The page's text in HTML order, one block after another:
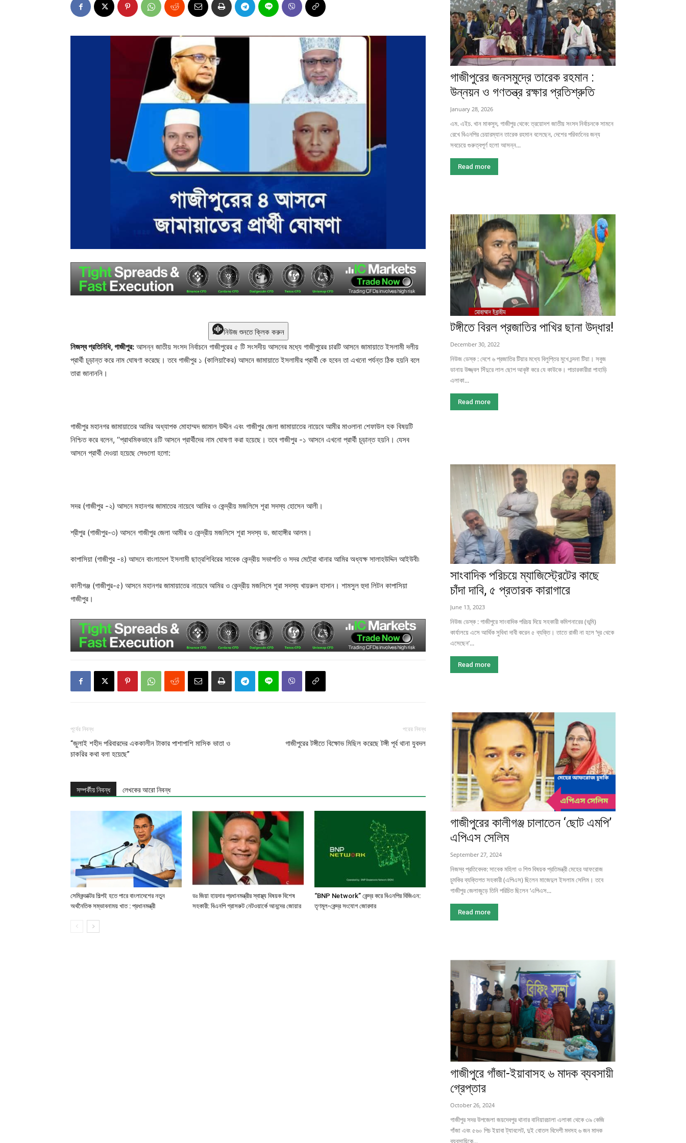
নিউজ শুনতে ক্লিক করুন
নিজস্ব প্রতিনিধি, গাজীপুর: আসন্ন জাতীয় সংসদ নির্বাচনে গাজীপুরের ৫ টি সংসদীয় আসনের মধ্যে গাজীপুরের চারটি আসনে জামায়াতে ইসলামী দলীয়
প্রার্থী চূড়ান্ত করে নাম ঘোষণা করেছে। তবে গাজীপুর ১ (কালিয়াকৈর) আসনে জামায়াতে ইসলামীর প্রার্থী কে হবেন তা এখনো পর্যন্ত ঠিক হয়নি বলে
তারা জানাননি।
গাজীপুর মহানগর জামায়াতের আমির অধ্যাপক মোহাম্মদ জামাল উদ্দীন এবং গাজীপুর জেলা জামায়াতের নায়েবে আমীর মাওলানা শেফাউল হক বিষয়টি
নিশ্চিত করে বলেন, ‘‘প্রাথমিকভাবে ৪টি আসনে প্রার্থীদের নাম ঘোষণা করা হয়েছে। তবে গাজীপুর -১ আসনে এখনো প্রার্থী চূড়ান্ত হয়নি। যেসব
আসনে প্রার্থী দেওয়া হয়েছে সেগুলো হলো:
সদর (গাজীপুর -২) আসনে মহানগর জামাতের নায়েবে আমির ও কেন্দ্রীয় মজলিসে শূরা সদস্য হোসেন আলী।
শ্রীপুর (গাজীপুর-৩) আসনে গাজীপুর জেলা আমীর ও কেন্দ্রীয় মজলিসে শূরা সদস্য ড. জাহাঙ্গীর আলম।
কাপাসিয়া (গাজীপুর -৪) আসনে বাংলাদেশ ইসলামী ছাত্রশিবিরের সাবেক কেন্দ্রীয় সভাপতি ও সদর মেট্রো থানার আমির অধ্যক্ষ সালাহউদ্দিন আইউবী৷
কালীগঞ্জ (গাজীপুর-৫) আসনে মহানগর জামায়াতের নায়েবে আমির ও কেন্দ্রীয় মজলিসে শূরা সদস্য খায়রুল হাসান। শামসুল হুদা লিটন কাপাসিয়া
গাজীপুর।
পূর্বের নিবন্ধ
“জুলাই শহীদ পরিবারদের এককালীন টাকার পাশাপাশি মাসিক ভাতা ও
চাকরির কথা বলা হয়েছে”
পরের নিবন্ধ
গাজীপুরের টঙ্গীতে বিক্ষোভ মিছিল করেছে টঙ্গী পূর্ব থানা যুবদল
সম্পর্কীয় নিবন্ধ লেখকের আরো নিবন্ধ
সেমিকন্ডাক্টর শিল্পই হতে পারে বাংলাদেশের নতুন
অর্থনৈতিক সম্ভাবনাময় খাত : প্রধানমন্ত্রী
ডঃ জিয়া হায়দার প্রধানমন্ত্রীর স্বাস্থ্য বিষয়ক বিশেষ
সহকারী: বিএনপি গ্রাসরুট নেটওয়ার্কে আনন্দের জোয়ার
“BNP Network” কেন্দ্র করে বিএনপির বিজিএন:
তৃণমূল-কেন্দ্র সংযোগ জোরদার
গাজীপুরের জনসমুদ্রে তারেক রহমান :
উন্নয়ন ও গণতন্ত্র রক্ষার প্রতিশ্রুতি
January 28, 2026
এম. এইচ. খান মাকসুদ, গাজীপুর থেকে: ত্রয়োদশ জাতীয় সংসদ নির্বাচনকে সামনে
রেখে বিএনপির চেয়ারম্যান তারেক রহমান বলেছেন, দেশের পরিবর্তনের জন্য
সবচেয়ে গুরুত্বপূর্ণ হলো আসন্ন...
Read more
টঙ্গীতে বিরল প্রজাতির পাখির ছানা উদ্ধার!
December 30, 2022
নিউজ ডেস্ক : দেশে ৬ প্রজাতির টিয়ার মধ্যে বিলুপ্তির মুখে চন্দনা টিয়া। সবুজ
ডানায় উজ্জ্বল সিঁদুরে লাল ছোপ আকৃষ্ট করে যে কাউকে। পাচারকারীরা পাহাড়ি
এলাকা...
Read more
সাংবাদিক পরিচয়ে ম্যাজিস্ট্রেটের কাছে
চাঁদা দাবি, ৫ প্রতারক কারাগারে
June 13, 2023
নিউজ ডেস্ক : গাজীপুরে সাংবাদিক পরিচয় দিয়ে সহকারী কমিশনারের (ভূমি)
কার্যালয়ে এসে আর্থিক সুবিধা দাবী করেন ৫ ব্যক্তি। তাতে রাজী না হলে ‌‘দূর থেকে
এসেছেন’...
Read more
গাজীপুরের কালীগঞ্জ চালাতেন ‘ছোট এমপি’
এপিএস সেলিম
September 27, 2024
নিজস্ব প্রতিবেদক: সাবেক মহিলা ও শিশু বিষয়ক প্রতিমন্ত্রী মেহের আফরোজ
চুমকির ব্যক্তিগত সহকারী (এপিএস) ছিলেন মাজেদুল ইসলাম সেলিম। তবে
গাজীপুর জেলাজুড়ে তিনি পরিচিত ছিলেন ‘এপিএস...
Read more
গাজীপুরে গাঁজা-ইয়াবাসহ ৬ মাদক ব্যবসায়ী
গ্রেপ্তার
October 26, 2024
গাজীপুর সদর উপজেলা জয়দেবপুর থানার বানিয়ারচালা এলাকা থেকে ৩৯ কেজি
গাঁজা এবং ৫৬০ পিচ ইয়াবা ট্যাবলেট, দুই বোতল বিদেশী মদসহ ৬ জন মাদক
ব্যবসায়িকে...